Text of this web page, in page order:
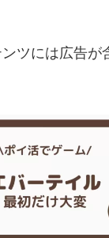
ツには広告が